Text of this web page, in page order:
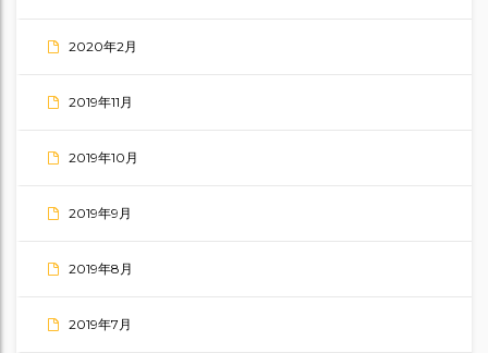
2020年2月
2019年11月
2019年10月
2019年9月
2019年8月
2019年7月